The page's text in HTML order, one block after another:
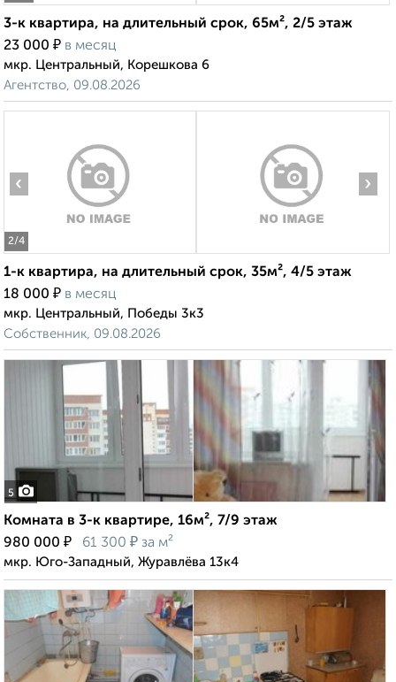
3-к квартира, на длительный срок, 65м², 2/5 этаж
23 000 ₽ в месяц
мкр. Центральный, Корешкова 6
Агентство, 09.08.2026
2/4
‹ ›
1-к квартира, на длительный срок, 35м², 4/5 этаж
18 000 ₽ в месяц
мкр. Центральный, Победы 3к3
Собственник, 09.08.2026
5
Комната в 3-к квартире, 16м², 7/9 этаж
980 000 ₽ 61 300 ₽ за м²
мкр. Юго-Западный, Журавлёва 13к4